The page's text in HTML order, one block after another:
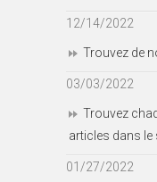
12/14/2022
Trouvez de
03/03/2022
Trouvez
articles dans le
01/27/2022